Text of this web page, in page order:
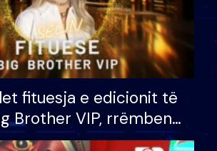
fituesja e edicionit të
Brother VIP, rrëmben
prej 100 mijë eurosh